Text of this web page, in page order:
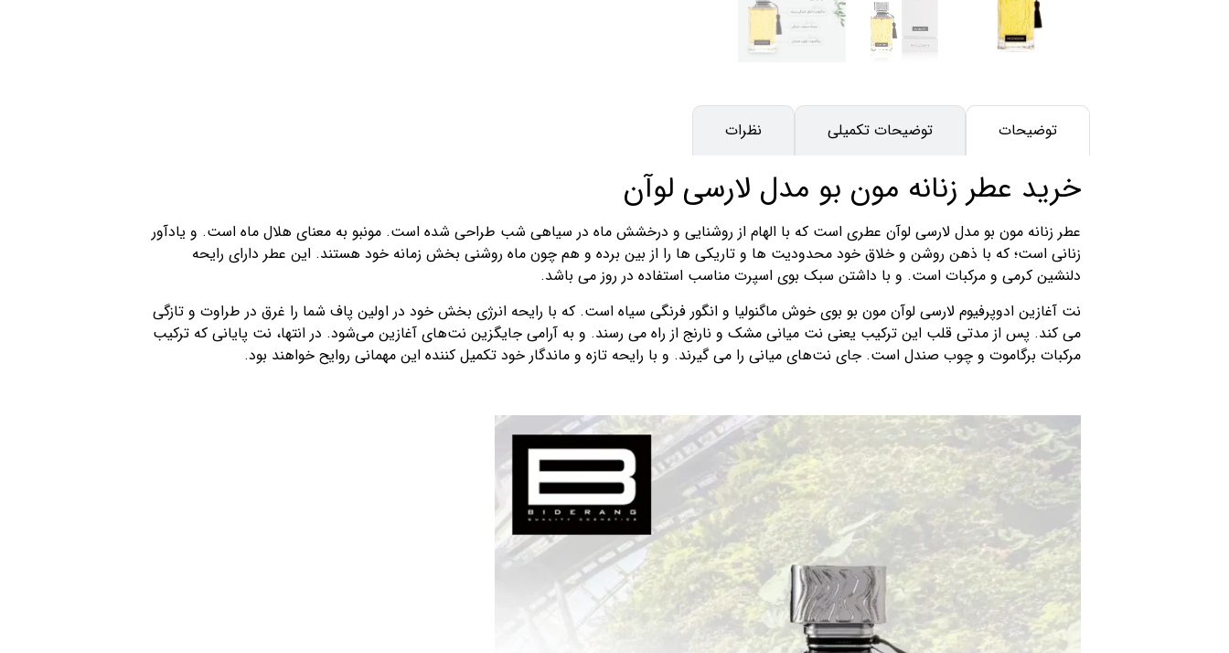
توضیحات توضیحات تکمیلی نظرات
خرید عطر زنانه مون بو مدل لارسی لوآن
عطر زنانه مون بو مدل لارسی لوآن عطری است که با الهام از روشنایی و درخشش ماه در سیاهی شب طراحی شده است. مونبو به معنای هلال ماه است. و یادآور
زنانی است؛ که با ذهن روشن و خلاق خود محدودیت ها و تاریکی ها را از بین برده و هم چون ماه روشنی بخش زمانه خود هستند. این عطر دارای رایحه
دلنشین کرمی و مرکبات است. و با داشتن سبک بوی اسپرت مناسب استفاده در روز می باشد.
نت آغازین ادوپرفیوم لارسی لوآن مون بو بوی خوش ماگنولیا و انگور فرنگی سیاه است. که با رایحه انرژی بخش خود در اولین پاف شما را غرق در طراوت و تازگی
می کند. پس از مدتی قلب این ترکیب یعنی نت میانی مشک و نارنج از راه می رسند. و به‌ آرامی جایگزین نت‌های آغازین می‌شود. در انتها، نت‌ پایانی که ترکیب
مرکبات برگاموت و چوب صندل است. جای نت‌های میانی را می گیرند. و با رایحه تازه و ماندگار خود تکمیل کننده این مهمانی روایح خواهند بود.